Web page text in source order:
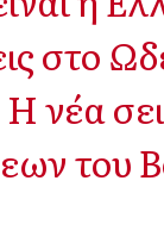
στο
νέα
του